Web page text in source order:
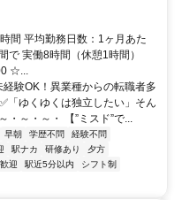
間 平均勤務日数：1ヶ月あた
で 実働8時間（休憩1時間）
☆...
験OK！異業種からの転職者多
「ゆくゆくは独立したい」そん
・～・～・ 【”ミスド”で...
早朝 学歴不問
経験不問
駅ナカ 研修あり
夕方
迎 駅近5分以内
シフト制